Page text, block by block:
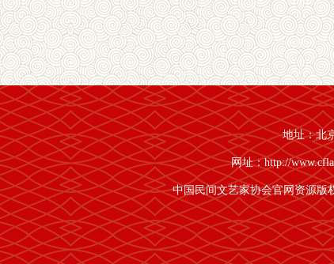
地址：北
网址：http://
中国民间文艺家协会官网资源